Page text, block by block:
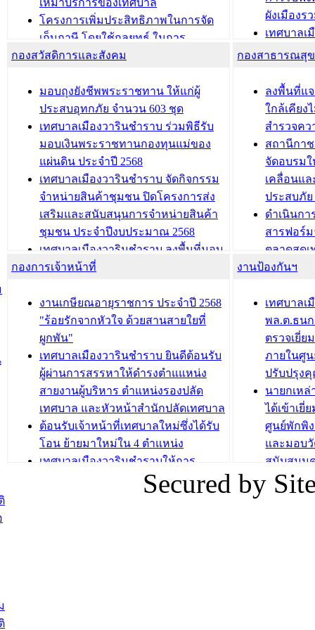
ประชุมคณะกรรมการประเมินผลการ
ควบคุมภายในของ สำนัก/กอง/
โรงเรียน/ศูนย์พัฒนาเด็กเล็ก/สถานธนา
โครงการเพิ่มประสิทธิภาพในการจัด
เก็บภาษี โดยใช้กลยุทธ์ ในการ
พัฒนาการจัดเก็บรายได้ ประจำปี พ.ศ.
เทศบาลเมืองวารินชำราบ ร่วมการ
ประชุมวิชาการระดับนานาชาติและ
นิทรรศการด้านนวัตกรรมท้องถิ่น 2568
และรับรางวัลทีมนักวิจัยดีเด่นจาก
นวัตกรรมโครงการทะเบียนภาษีป้าย
ประชุมผู้เช่าอาคารพาณิชย์ บริเวณ
ถนนเกษมสุขและถนนประทุมเทพภักดี
บทความ อื่นๆ ...
ผังเมืองร
เทศบาลเ
โครงการ
เทศบาล
รับฟังคว
ผังเมือง
วารินชำ
เทศบาล
ซักซ้อมแ
ประโยช
บทความ อื่นๆ ...
กองสวัสดิการและสังคม
มอบถุงยังชีพพระราชทาน ให้แก่ผู้
ประสบอุทกภัย จำนวน 603 ชุด
เทศบาลเมืองวารินชำราบ ร่วมพิธีรับ
มอบเงินพระราชทานกองทุนแม่ของ
แผ่นดิน ประจำปี 2568
เทศบาลเมืองวารินชำราบ จัดกิจกรรม
จำหน่ายสินค้าชุมชน ปิดโครงการส่ง
เสริมและสนับสนุนการจำหน่ายสินค้า
ชุมชน ประจำปีงบประมาณ 2568
เทศบาลเมืองวารินชำราบ ลงพื้นที่มอบ
น้ำดื่มแก่ผู้พักอาศัย ณ ศูนย์พักพิง
กองสวัสดิการสังคม เทศบาลเมือง
วารินชำราบ จัดโครงการอบรมอาชีพ
ระยะสั้น ประจำปี 2568 (หลักสูตรการ
ถักทอผลิตภัณฑ์จากถุงพลาสติก)
บทความ อื่นๆ ...
กองสาธารณสุ
ลงพื้นที่แ
ใกล้เคียง
สำรวจค
สถานีกา
จัดอบรม
เคลื่อนแ
ประสบภั
ดำเนินกา
สารฟอร์
ตลาดสดเ
วารินชำร
ถนนแก่เ
เด็กเล็ก
เทศบาลเ
ปรึกษาห
วัยของอ
บทความ อื่นๆ ...
กองการเจ้าหน้าที่
งานเกษียณอายุราชการ ประจำปี 2568
"ร้อยรักจากหัวใจ ด้วยสานสายใยที่
ผูกพัน"
เทศบาลเมืองวารินชำราบ ยินดีต้อนรับ
ผู้ผ่านการสรรหาให้ดำรงตำแแหน่ง
สายงานผู้บริหาร ตำแหน่งรองปลัด
เทศบาล และหัวหน้าสำนักปลัดเทศบาล
ต้อนรับเจ้าหน้าที่เทศบาลใหม่ซึ่งได้รับ
โอน ย้ายมาใหม่ใน 4 ตำแหน่ง
เทศบาลเมืองวารินชำราบให้การ
ต้อนรับพนักงานเทศบาลผู้ผ่านการ
สรรหาให้ดำรงตำแหน่งสายงานผู้
งานป้องกันฯ
เทศบาลเ
พล.ต.ธน
ตรวจเยี่ย
ภายในศู
ปรับปรุง
นายกเห
ได้เข้าเยี่
ศูนย์พักพิ
และมอบ
สนับสนุน
ภัยน้ำท่วม
ภาพบรร
Secured by